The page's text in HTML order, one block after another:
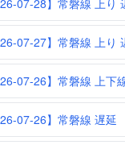
07-28】常磐線 上り
07-27】常磐線 上り
07-26】常磐線 上下
07-26】常磐線 遅延